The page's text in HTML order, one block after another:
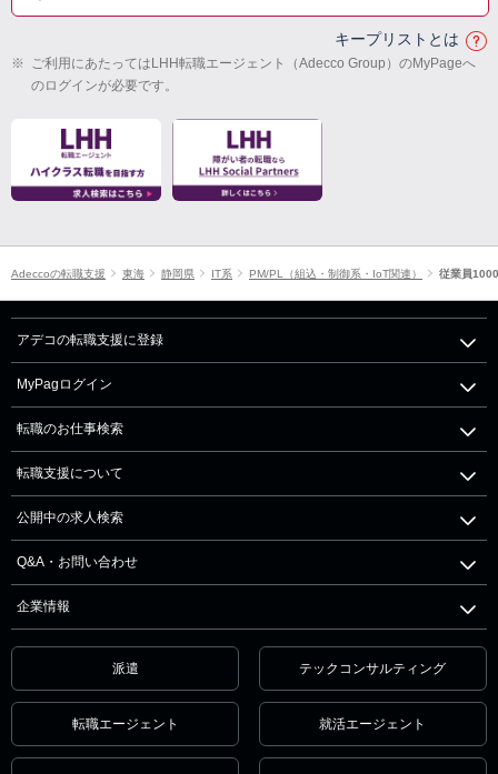
キープリストとは
※ ご利用にあたってはLHH転職エージェント（Adecco Group）のMyPageへ
のログインが必要です。
Adeccoの転職支援 東海 静岡県 IT系 PM/PL（組込・制御系・IoT関連） 従業員
アデコの転職支援に登録
MyPagログイン
転職のお仕事検索
転職支援について
公開中の求人検索
Q&A・お問い合わせ
企業情報
派遣 テックコンサルティング
転職エージェント 就活エージェント